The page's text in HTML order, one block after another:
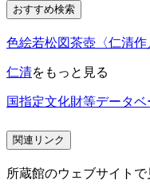
おすすめ検索
色絵若松図茶壺〈仁清作
仁清をもっと見る
国指定文化財等データベ
関連リンク
所蔵館のウェブサイトで